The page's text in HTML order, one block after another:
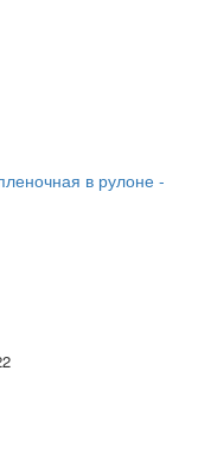
в рулоне -